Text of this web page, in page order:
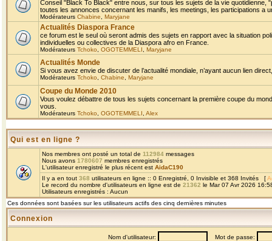
Conseil "Black To Black" entre nous, sur tous les sujets de la vie
toutes les annonces concernant les manifs, les meetings, les participations a
Modérateurs Chabine Maryjane
Actualités Diaspora France
ce forum est le seul où seront admis des sujets en rapport avec la situation
individuelles ou collectives de la Diaspora afro en France.
Modérateurs Tchoko OGOTEMMELI Maryjane
Actualités Monde
Si vous avez envie de discuter de l’actualité mondiale, n’ayant aucun lien
Modérateurs Tchoko Chabine Maryjane
Coupe du Monde 2010
Vous voulez débattre de tous les sujets concernant la première coupe du
vous.
Modérateurs Tchoko OGOTEMMELI Alex
Qui est en ligne ?
Nos membres ont posté un total de 112984 messages
Nous avons 1780607 membres enregistrés
L'utilisateur enregistré le plus récent est AidaC190
Il y a en tout 368 utilisateurs en ligne :: 0 Enregistré, 0 Invisible et 368 Invités [
Le record du nombre d'utilisateurs en ligne est de 21362 le Mar 07 Avr 2026
Utilisateurs enregistrés : Aucun
Ces données sont basées sur les utilisateurs actifs des cinq dernières minutes
Connexion
Nom d'utilisateur: Mot de passe: